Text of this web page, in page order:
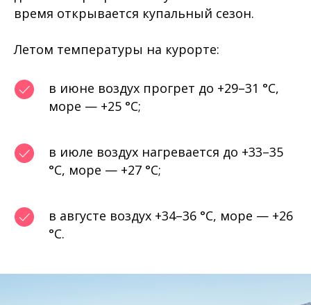
время открывается купальный сезон.
Летом температуры на курорте:
в июне воздух прогрет до +29–31 °C,
море — +25 °C;
в июле воздух нагревается до +33–35
°C, море — +27 °C;
в августе воздух +34–36 °C, море — +26
°C.